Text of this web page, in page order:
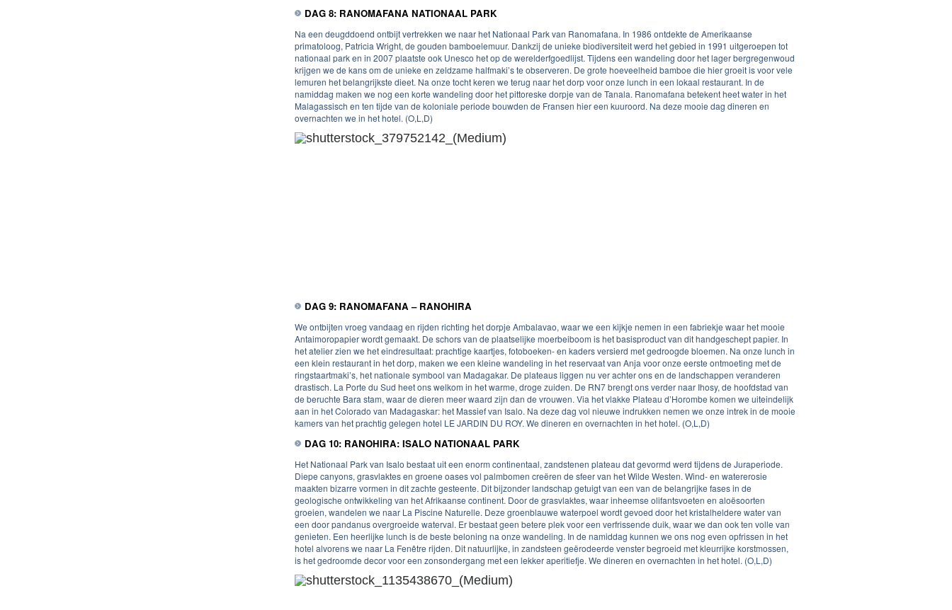
DAG 8: RANOMAFANA NATIONAAL PARK
Na een deugddoend ontbijt vertrekken we naar het Nationaal Park van Ranomafana. In 1986 ontdekte de Amerikaanse
primatoloog, Patricia Wright, de gouden bamboelemuur. Dankzij de unieke biodiversiteit werd het gebied in 1991 uitgeroepen tot
nationaal park en in 2007 plaatste ook Unesco het op de werelderfgoedlijst. Tijdens een wandeling door het lager bergregenwoud
krijgen we de kans om de unieke en zeldzame halfmaki’s te observeren. De grote hoeveelheid bamboe die hier groeit is voor vele
lemuren het belangrijkste dieet. Na onze tocht keren we terug naar het dorp voor onze lunch in een lokaal restaurant. In de
namiddag maken we nog een korte wandeling door het pittoreske dorpje van de Tanala. Ranomafana betekent heet water in het
Malagassisch en ten tijde van de koloniale periode bouwden de Fransen hier een kuuroord. Na deze mooie dag dineren en
overnachten we in het hotel. (O,L,D)
DAG 9: RANOMAFANA – RANOHIRA
We ontbijten vroeg vandaag en rijden richting het dorpje Ambalavao, waar we een kijkje nemen in een fabriekje waar het mooie
Antaimoropapier wordt gemaakt. De schors van de plaatselijke moerbeiboom is het basisproduct van dit handgeschept papier. In
het atelier zien we het eindresultaat: prachtige kaartjes, fotoboeken- en kaders versierd met gedroogde bloemen. Na onze lunch in
een klein restaurant in het dorp, maken we een kleine wandeling in het reservaat van Anja voor onze eerste ontmoeting met de
ringstaartmaki’s, het nationale symbool van Madagakar. De plateaus liggen nu ver achter ons en de landschappen veranderen
drastisch. La Porte du Sud heet ons welkom in het warme, droge zuiden. De RN7 brengt ons verder naar Ihosy, de hoofdstad van
de beruchte Bara stam, waar de dieren meer waard zijn dan de vrouwen. Via het vlakke Plateau d’Horombe komen we uiteindelijk
aan in het Colorado van Madagaskar: het Massief van Isalo. Na deze dag vol nieuwe indrukken nemen we onze intrek in de mooie
kamers van het prachtig gelegen hotel LE JARDIN DU ROY. We dineren en overnachten in het hotel. (O,L,D)
DAG 10: RANOHIRA: ISALO NATIONAAL PARK
Het Nationaal Park van Isalo bestaat uit een enorm continentaal, zandstenen plateau dat gevormd werd tijdens de Juraperiode.
Diepe canyons, grasvlaktes en groene oases vol palmbomen creëren de sfeer van het Wilde Westen. Wind- en watererosie
maakten bizarre vormen in dit zachte gesteente. Dit bijzonder landschap getuigt van een van de belangrijke fases in de
geologische ontwikkeling van het Afrikaanse continent. Door de grasvlaktes, waar inheemse olifantsvoeten en aloësoorten
groeien, wandelen we naar La Piscine Naturelle. Deze groenblauwe waterpoel wordt gevoed door het kristalheldere water van
een door pandanus overgroeide waterval. Er bestaat geen betere plek voor een verfrissende duik, waar we dan ook ten volle van
genieten. Een heerlijke lunch is de beste beloning na onze wandeling. In de namiddag kunnen we ons nog even opfrissen in het
hotel alvorens we naar La Fenêtre rijden. Dit natuurlijke, in zandsteen geërodeerde venster begroeid met kleurrijke korstmossen,
is het gedroomde decor voor een zonsondergang met een lekker aperitiefje. We dineren en overnachten in het hotel. (O,L,D)